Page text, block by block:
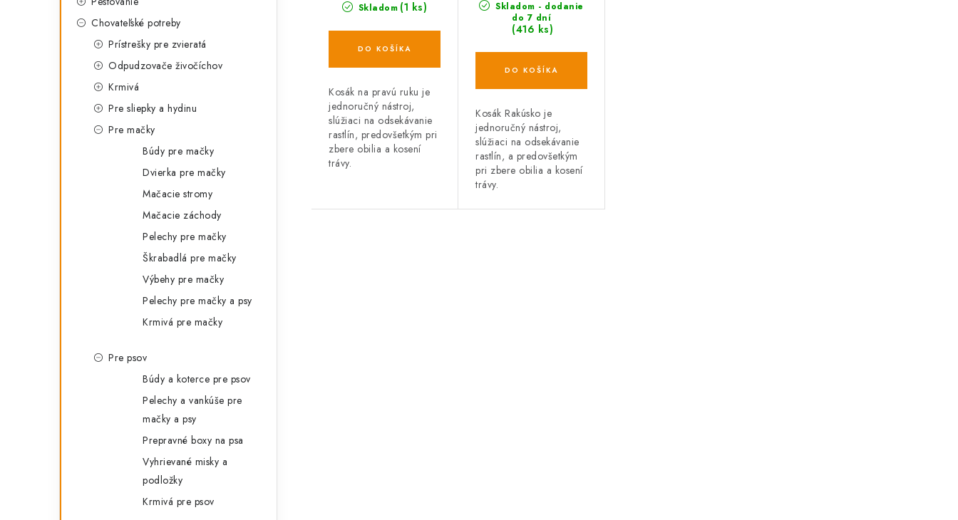
Chovateľské potreby
Prístrešky pre zvieratá
Odpudzovače živočíchov
Krmivá
Pre sliepky a hydinu
Pre mačky
Búdy pre mačky
Dvierka pre mačky
Mačacie stromy
Mačacie záchody
Pelechy pre mačky
Škrabadlá pre mačky
Výbehy pre mačky
Pelechy pre mačky a psy
Krmivá pre mačky
Pre psov
Búdy a koterce pre psov
Pelechy a vankúše pre
mačky a psy
Prepravné boxy na psa
Vyhrievané misky a
podložky
Krmivá pre psov
o
u
k
t
o
v
Skladom (1 ks)
DO KOŠÍKA
Kosák na pravú ruku je
jednoručný nástroj,
slúžiaci na odsekávanie
rastlín, predovšetkým pri
zbere obilia a kosení
trávy.
Skladom - dodanie
do 7 dní
(416 ks)
DO KOŠÍKA
Kosák Rakúsko je
jednoručný nástroj,
slúžiaci na odsekávanie
rastlín, a predovšetkým
pri zbere obilia a kosení
trávy.